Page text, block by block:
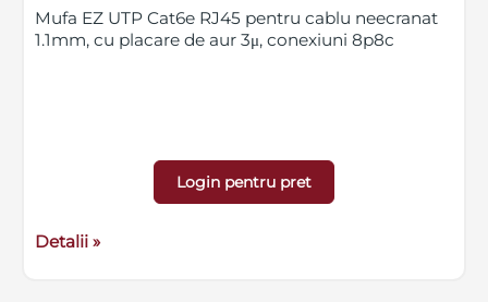
Mufa EZ UTP Cat6e RJ45 pentru cablu neecranat
1.1mm, cu placare de aur 3μ, conexiuni 8p8c
Login pentru pret
Detalii »